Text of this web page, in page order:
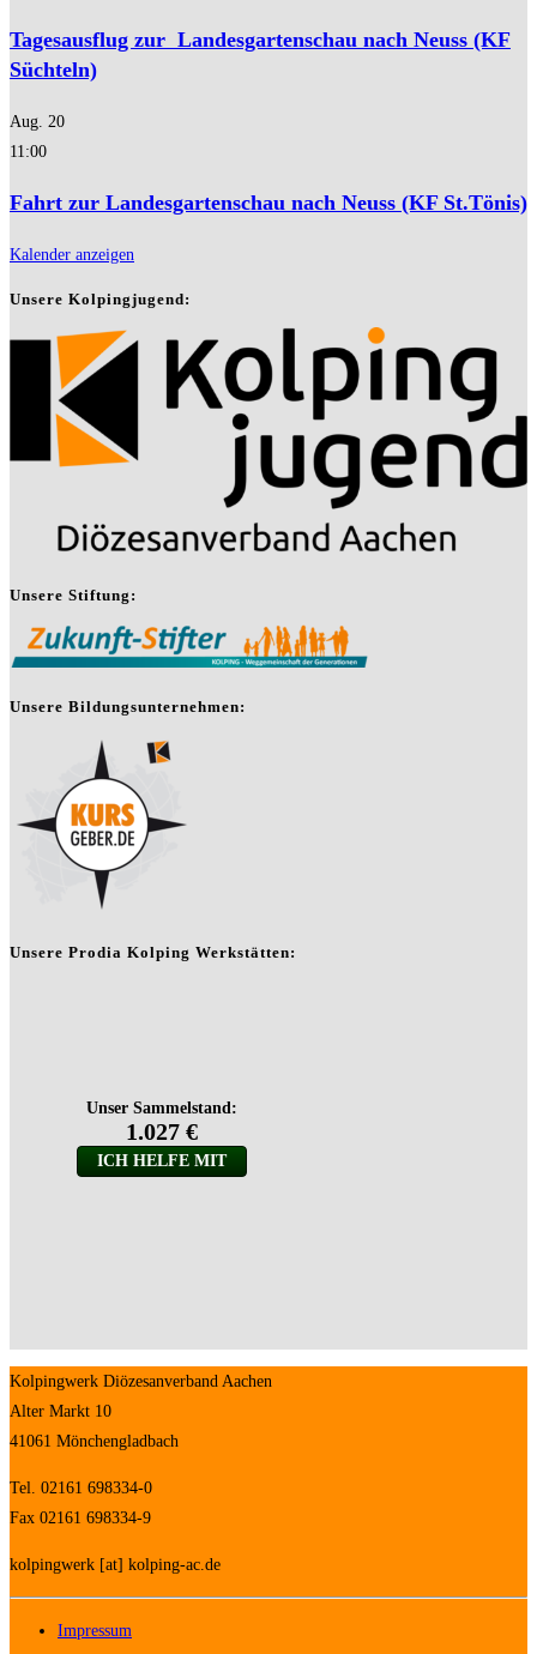
Tagesausflug zur Landesgartenschau nach Neuss (KF
Süchteln)
Aug. 20
11:00
Fahrt zur Landesgartenschau nach Neuss (KF St.Tönis)
Kalender anzeigen
Unsere Kolpingjugend:
Unsere Stiftung:
Unsere Bildungsunternehmen:
Unsere Prodia Kolping Werkstätten:
Kolpingwerk Diözesanverband Aachen
Alter Markt 10
41061 Mönchengladbach
Tel. 02161 698334-0
Fax 02161 698334-9
kolpingwerk [at] kolping-ac.de
Impressum